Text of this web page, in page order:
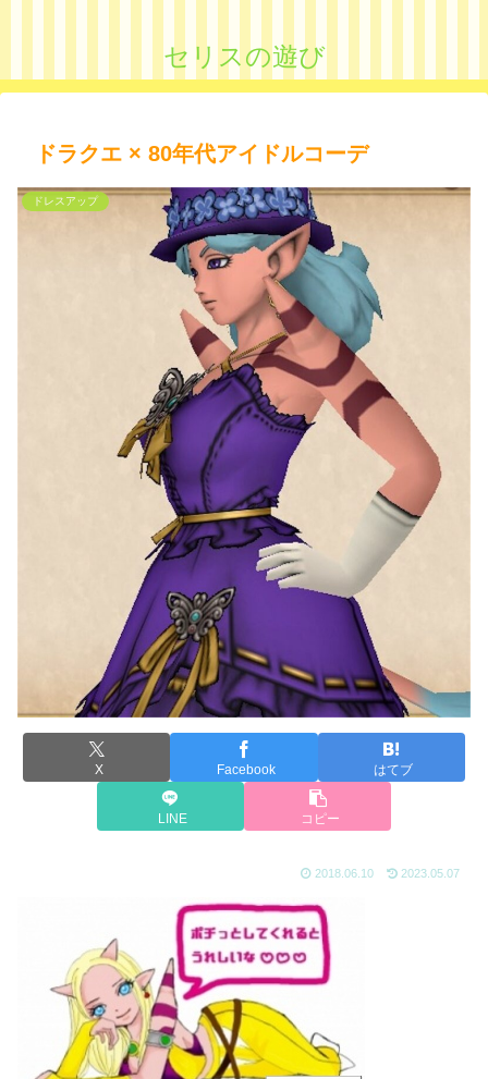
セリスの遊び
ドラクエ × 80年代アイドルコーデ
ドレスアップ
X Facebook はてブ
LINE コピー
2018.06.10 2023.05.07